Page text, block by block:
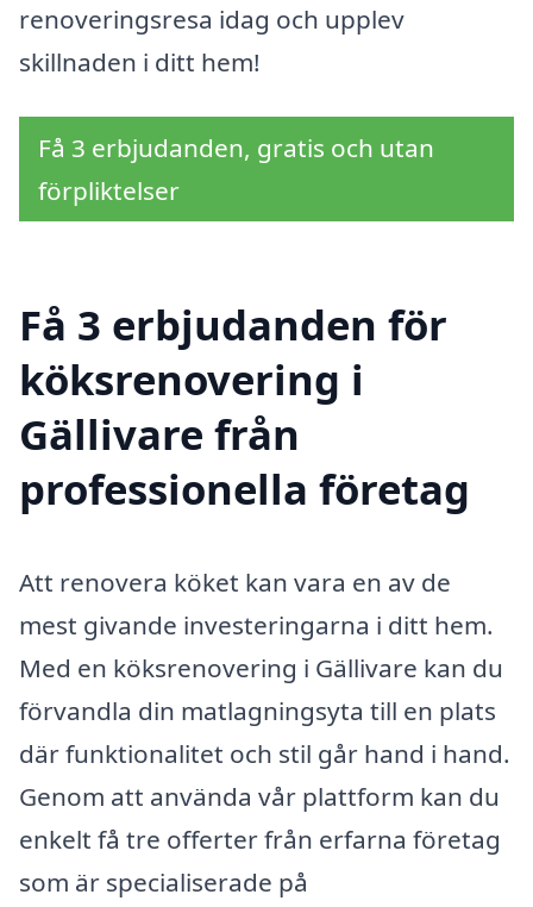
renoveringsresa idag och upplev
skillnaden i ditt hem!
Få 3 erbjudanden, gratis och utan
förpliktelser
Få 3 erbjudanden för
köksrenovering i
Gällivare från
professionella företag
Att renovera köket kan vara en av de
mest givande investeringarna i ditt hem.
Med en köksrenovering i Gällivare kan du
förvandla din matlagningsyta till en plats
där funktionalitet och stil går hand i hand.
Genom att använda vår plattform kan du
enkelt få tre offerter från erfarna företag
som är specialiserade på